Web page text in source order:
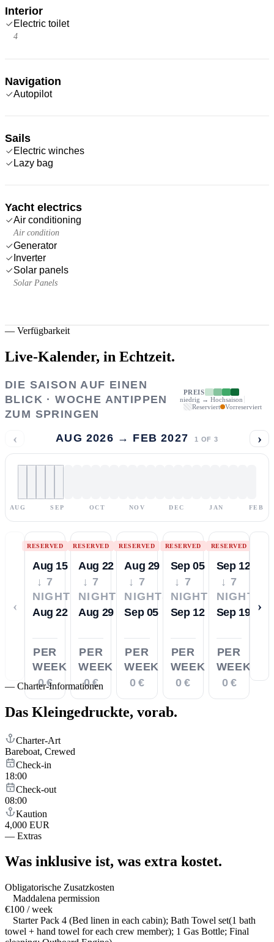
Interior
Electric toilet
4
Navigation
Autopilot
Sails
Electric winches
Lazy bag
Yacht electrics
Air conditioning
Air condition
Generator
Inverter
Solar panels
Solar Panels
— Verfügbarkeit
Live-Kalender, in Echtzeit.
DIE SAISON AUF EINEN
BLICK · WOCHE ANTIPPEN
ZUM SPRINGEN
PREIS
niedrig → Hochsaison
Reserviert
Vorreserviert
‹ AUG 2026 → FEB 2027 1 OF 3 ›
AUG SEP OCT NOV DEC JAN FEB
‹
RESERVED
Aug 15
↓ 7
NIGHTS
Aug 22
PER
WEEK
0 €
RESERVED
Aug 22
↓ 7
NIGHTS
Aug 29
PER
WEEK
0 €
RESERVED
Aug 29
↓ 7
NIGHTS
Sep 05
PER
WEEK
0 €
RESERVED
Sep 05
↓ 7
NIGHTS
Sep 12
PER
WEEK
0 €
RESERVED
Sep 12
↓ 7
NIGHTS
Sep 19
PER
WEEK
0 €
›
— Charter-Informationen
Das Kleingedruckte, vorab.
Charter-Art
Bareboat, Crewed
Check-in
18:00
Check-out
08:00
Kaution
4,000 EUR
— Extras
Was inklusive ist, was extra kostet.
Obligatorische Zusatzkosten
Maddalena permission
€100 / week
Starter Pack 4 (Bed linen in each cabin); Bath Towel set(1 bath
towel + hand towel for each crew member); 1 Gas Bottle; Final